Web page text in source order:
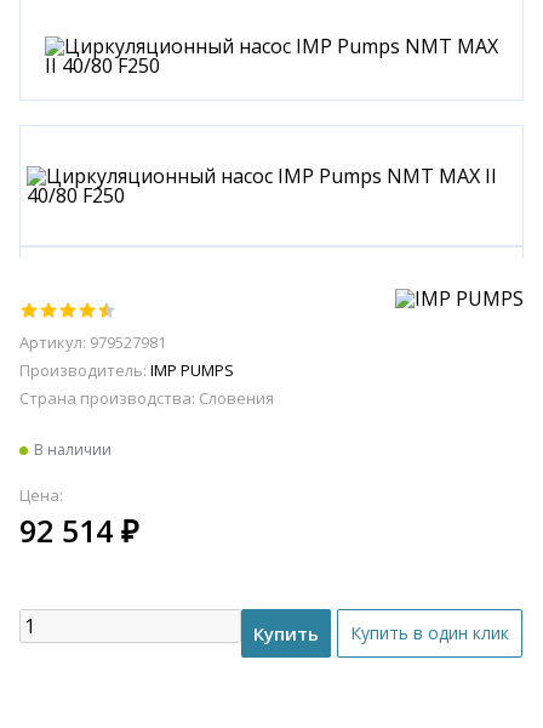
Артикул: 979527981
Производитель: IMP PUMPS
Страна производства: Словения
В наличии
Цена:
92 514 ₽